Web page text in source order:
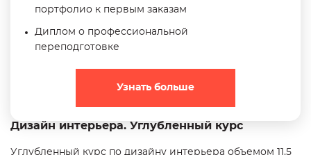
портфолио к первым заказам
Диплом о профессиональной
переподготовке
Узнать больше
Дизайн интерьера. Углубленный курс
Углубленный курс по дизайну интерьера объемом 11,5